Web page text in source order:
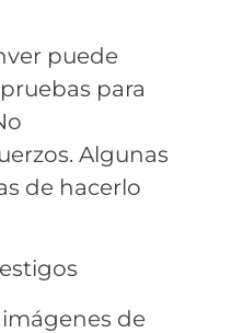
puede
para
Algunas
de hacerlo
de